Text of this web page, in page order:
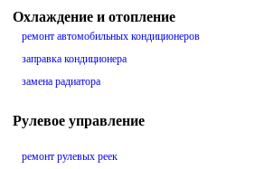
Охлаждение и отопление
ремонт автомобильных кондиционеров
заправка кондиционера
замена радиатора
Рулевое управление
ремонт рулевых реек